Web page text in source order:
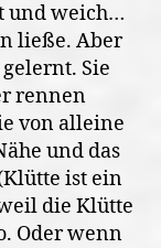
und weich…
ließe. Aber
Sie
rennen
von alleine
und das
ist ein
die Klütte
Oder wenn